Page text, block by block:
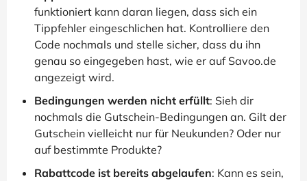
funktioniert kann daran liegen, dass sich ein
Tippfehler eingeschlichen hat. Kontrolliere den
Code nochmals und stelle sicher, dass du ihn
genau so eingegeben hast, wie er auf Savoo.de
angezeigt wird.
Bedingungen werden nicht erfüllt: Sieh dir
nochmals die Gutschein-Bedingungen an. Gilt der
Gutschein vielleicht nur für Neukunden? Oder nur
auf bestimmte Produkte?
Rabattcode ist bereits abgelaufen: Kann es sein,